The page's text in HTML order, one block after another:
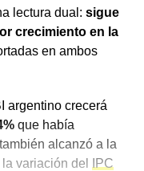
lectura dual: sigue
crecimiento en la
en ambos
argentino crecerá
que había
alcanzó a la
variación del IPC